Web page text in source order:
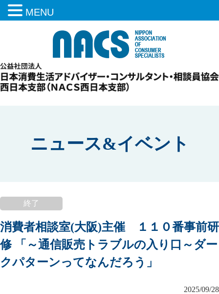
ニュース&イベント
終了
消費者相談室(大阪)主催 １１０番事前研
修 「～通信販売トラブルの入り口～ダー
クパターンってなんだろう」
2025/09/28
MENU